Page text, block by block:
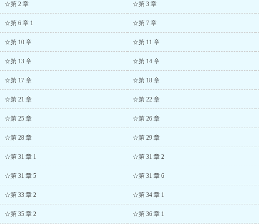
☆第 2 章 ☆第 3 章
☆第 6 章 1 ☆第 7 章
☆第 10 章 ☆第 11 章
☆第 13 章 ☆第 14 章
☆第 17 章 ☆第 18 章
☆第 21 章 ☆第 22 章
☆第 25 章 ☆第 26 章
☆第 28 章 ☆第 29 章
☆第 31 章 1 ☆第 31 章 2
☆第 31 章 5 ☆第 31 章 6
☆第 33 章 2 ☆第 34 章 1
☆第 35 章 2 ☆第 36 章 1